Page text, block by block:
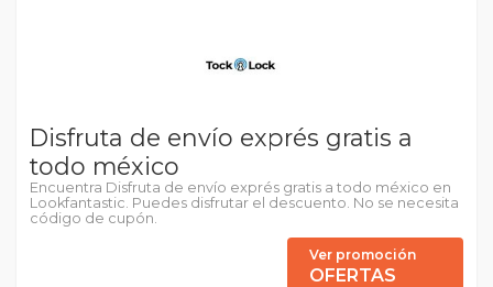
Disfruta de envío exprés gratis a
todo méxico
Encuentra Disfruta de envío exprés gratis a todo méxico en
Lookfantastic. Puedes disfrutar el descuento. No se necesita
código de cupón.
Ver promoción
OFERTAS